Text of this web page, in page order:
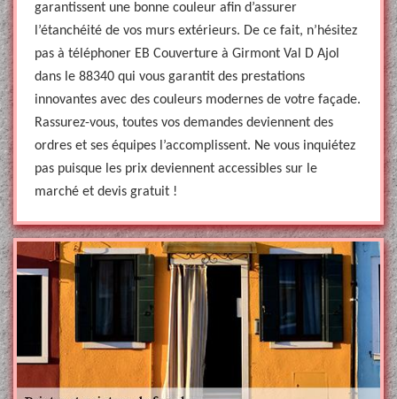
garantissent une bonne couleur afin d’assurer
l’étanchéité de vos murs extérieurs. De ce fait, n’hésitez
pas à téléphoner EB Couverture à Girmont Val D Ajol
dans le 88340 qui vous garantit des prestations
innovantes avec des couleurs modernes de votre façade.
Rassurez-vous, toutes vos demandes deviennent des
ordres et ses équipes l’accomplissent. Ne vous inquiétez
pas puisque les prix deviennent accessibles sur le
marché et devis gratuit !